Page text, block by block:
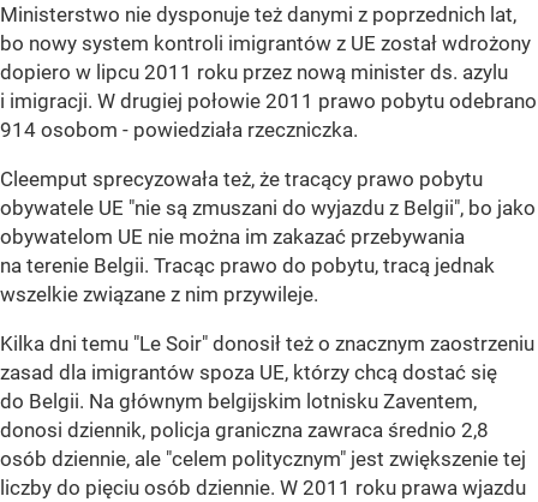
Ministerstwo nie dysponuje też danymi z poprzednich lat,
bo nowy system kontroli imigrantów z UE został wdrożony
dopiero w lipcu 2011 roku przez nową minister ds. azylu
i imigracji. W drugiej połowie 2011 prawo pobytu odebrano
914 osobom - powiedziała rzeczniczka.
Cleemput sprecyzowała też, że tracący prawo pobytu
obywatele UE "nie są zmuszani do wyjazdu z Belgii", bo jako
obywatelom UE nie można im zakazać przebywania
na terenie Belgii. Tracąc prawo do pobytu, tracą jednak
wszelkie związane z nim przywileje.
Kilka dni temu "Le Soir" donosił też o znacznym zaostrzeniu
zasad dla imigrantów spoza UE, którzy chcą dostać się
do Belgii. Na głównym belgijskim lotnisku Zaventem,
donosi dziennik, policja graniczna zawraca średnio 2,8
osób dziennie, ale "celem politycznym" jest zwiększenie tej
liczby do pięciu osób dziennie. W 2011 roku prawa wjazdu